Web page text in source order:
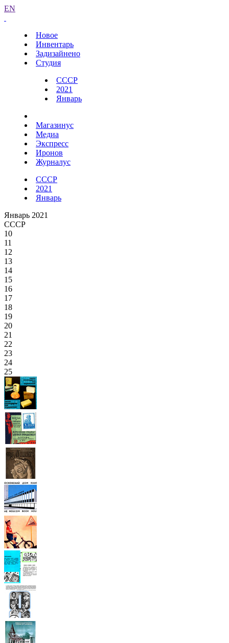
EN
Новое
Инвентарь
Задизайнено
Студия
СССР
2021
Январь
Магазинус
Медиа
Экспресс
Иронов
Журналус
СССР
2021
Январь
Январь 2021
СССР
10
11
12
13
14
15
16
17
18
19
20
21
22
23
24
25